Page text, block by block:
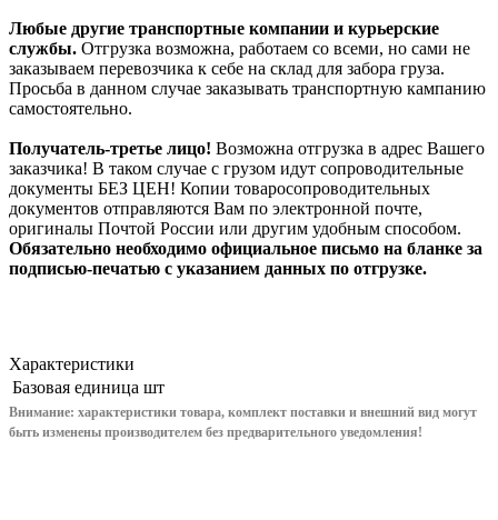
Любые другие транспортные компании и курьерские
службы. Отгрузка возможна, работаем со всеми, но сами не
заказываем перевозчика к себе на склад для забора груза.
Просьба в данном случае заказывать транспортную кампанию
самостоятельно.
Получатель-третье лицо! Возможна отгрузка в адрес Вашего
заказчика! В таком случае с грузом идут сопроводительные
документы БЕЗ ЦЕН! Копии товаросопроводительных
документов отправляются Вам по электронной почте,
оригиналы Почтой России или другим удобным способом.
Обязательно необходимо официальное письмо на бланке за
подписью-печатью с указанием данных по отгрузке.
Характеристики
Базовая единица шт
Внимание: характеристики товара, комплект поставки и внешний вид могут
быть изменены производителем без предварительного уведомления!